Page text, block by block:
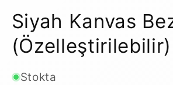
Siyah Kanvas
(Özelleştirilebilir)
Stokta